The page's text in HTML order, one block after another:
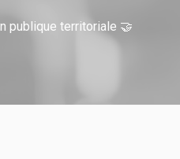
publique territoriale 🤝